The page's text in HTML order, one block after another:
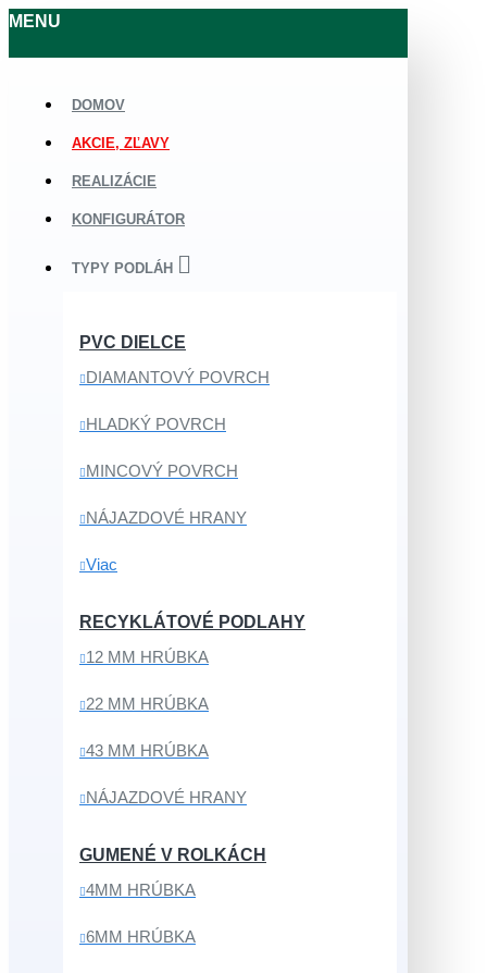
MENU
DOMOV
AKCIE, ZĽAVY
REALIZÁCIE
KONFIGURÁTOR
TYPY PODLÁH
PVC DIELCE
DIAMANTOVÝ POVRCH
HLADKÝ POVRCH
MINCOVÝ POVRCH
NÁJAZDOVÉ HRANY
Viac
RECYKLÁTOVÉ PODLAHY
12 MM HRÚBKA
22 MM HRÚBKA
43 MM HRÚBKA
NÁJAZDOVÉ HRANY
GUMENÉ V ROLKÁCH
4MM HRÚBKA
6MM HRÚBKA